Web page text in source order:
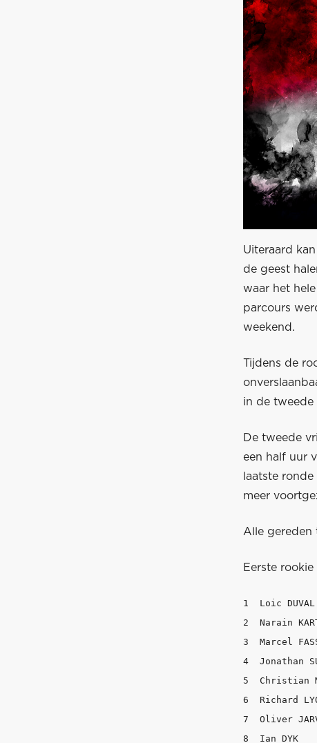
Uiteraard
de geest
waar het
parcours
weekend.
Tijdens de
in de tweede
De tweede
een half uur
laatste
meer
Alle gereden
Eerste rookie
1  Loic
2  Narain
3  Marcel
4  Jonathan
5  Christian
6  Richard
7  Oliver
8  Ian DYK